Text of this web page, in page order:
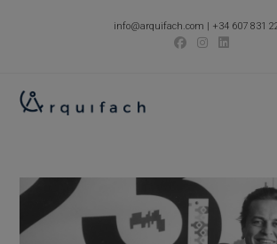
info@arquifach.com | +34 607 831